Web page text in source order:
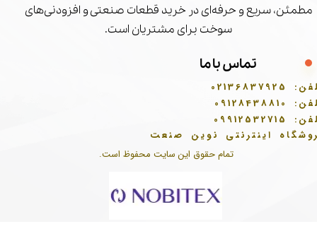
تمام حقوق این سایت محفوظ است.
مطمئن، سریع و حرفه‌ای در خرید قطعات صنعتی و افزودنی‌های
سوخت برای مشتریان است.
تماس با ما
02136837925
09128438810
09912532715
اینترنتی نوین صنعت